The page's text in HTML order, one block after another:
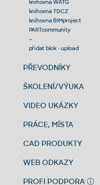
knihovna WATG
knihovna TDCZ
knihovna BIMproject
PARTcommunity
--
přidat blok - upload
PŘEVODNÍKY
ŠKOLENÍ/VÝUKA
VIDEO UKÁZKY
PRÁCE, MÍSTA
CAD PRODUKTY
WEB ODKAZY
PROFI PODPORA ⓘ